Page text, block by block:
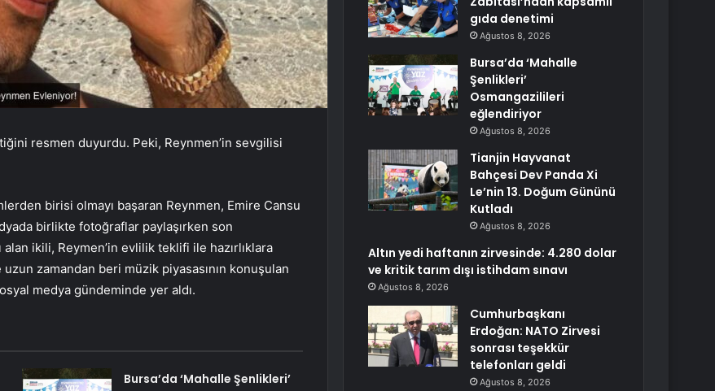
resmen duyurdu. Peki, Reynmen’in sevgilisi
birisi olmayı başaran Reynmen, Emire Cansu
birlikte fotoğraflar paylaşırken son
ikili, Reymen’in evlilik teklifi ile hazırlıklara
zamandan beri müzik piyasasının konuşulan
medya gündeminde yer aldı.
Bursa’da ‘Mahalle Şenlikleri’
gıda denetimi
Ağustos 8, 2026
Bursa’da ‘Mahalle
Şenlikleri’
Osmangazilileri
eğlendiriyor
Ağustos 8, 2026
Tianjin Hayvanat
Bahçesi Dev Panda Xi
Le’nin 13. Doğum Gününü
Kutladı
Ağustos 8, 2026
Altın yedi haftanın zirvesinde: 4.280 dolar
ve kritik tarım dışı istihdam sınavı
Ağustos 8, 2026
Cumhurbaşkanı
Erdoğan: NATO Zirvesi
sonrası teşekkür
telefonları geldi
Ağustos 8, 2026